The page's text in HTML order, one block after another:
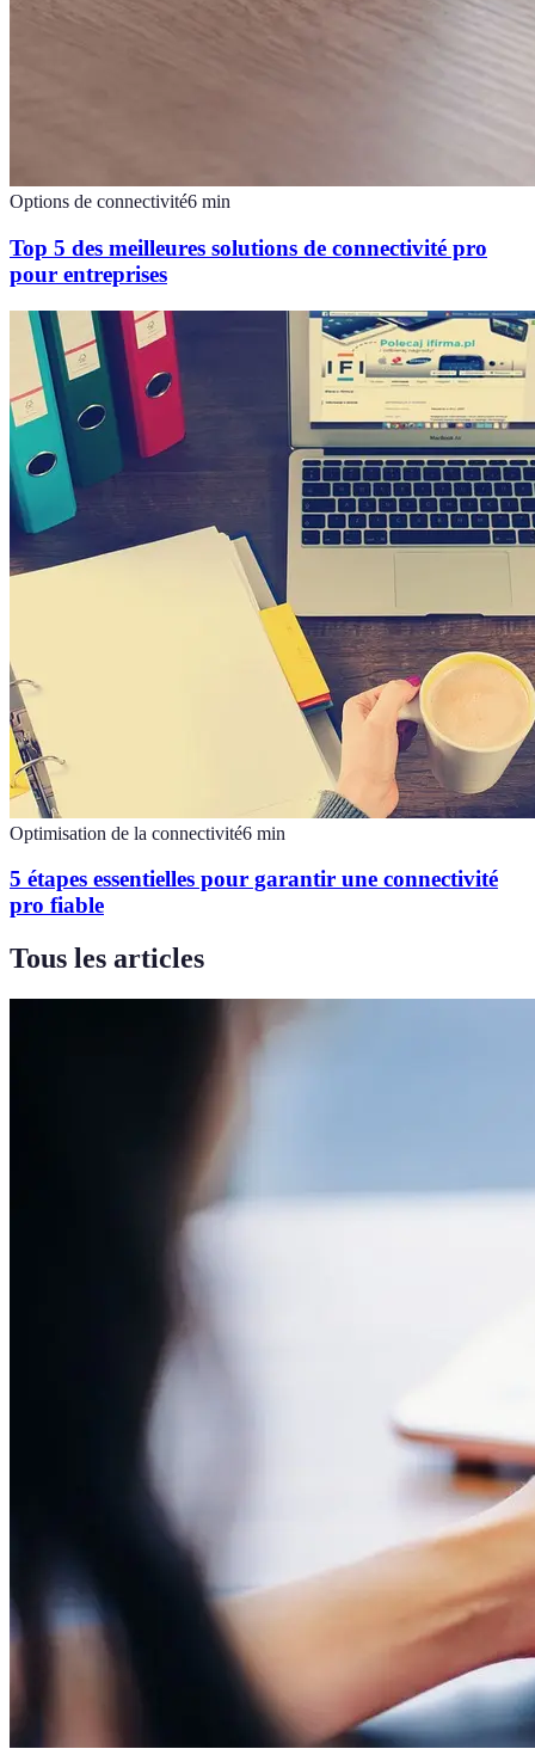
Options de connectivité6 min
Top 5 des meilleures solutions de connectivité pro
pour entreprises
Optimisation de la connectivité6 min
5 étapes essentielles pour garantir une connectivité
pro fiable
Tous les articles